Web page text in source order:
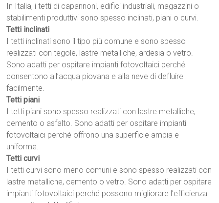
In Italia, i tetti di capannoni, edifici industriali, magazzini o
stabilimenti produttivi sono spesso inclinati, piani o curvi.
Tetti inclinati
I tetti inclinati sono il tipo più comune e sono spesso
realizzati con tegole, lastre metalliche, ardesia o vetro.
Sono adatti per ospitare impianti fotovoltaici perché
consentono all’acqua piovana e alla neve di defluire
facilmente.
Tetti piani
I tetti piani sono spesso realizzati con lastre metalliche,
cemento o asfalto. Sono adatti per ospitare impianti
fotovoltaici perché offrono una superficie ampia e
uniforme.
Tetti curvi
I tetti curvi sono meno comuni e sono spesso realizzati con
lastre metalliche, cemento o vetro. Sono adatti per ospitare
impianti fotovoltaici perché possono migliorare l’efficienza